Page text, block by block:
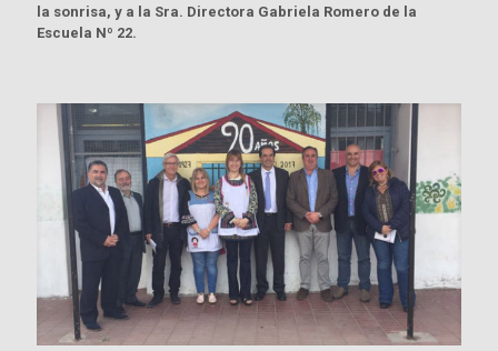
la sonrisa, y a la Sra. Directora Gabriela Romero de la
Escuela Nº 22.